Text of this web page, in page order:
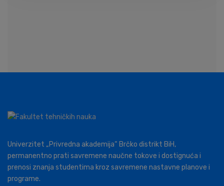
Univerzitet „Privredna akademija“ Brčko distrikt BiH,
permanentno prati savremene naučne tokove i dostignuća i
prenosi znanja studentima kroz savremene nastavne planove i
programe.